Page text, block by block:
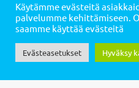
kautta loppupeleissä
fyysinen, nopea käynti
kertoo.
Samoilla linjoilla on myös
Käytämme evästeitä
palvelumme kehittämiseen.
saamme käyttää evästeitä
Evästeasetukset Hyväksy